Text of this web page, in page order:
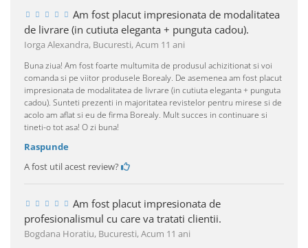
Am fost placut impresionata de modalitatea
de livrare (in cutiuta eleganta + punguta cadou).
Iorga Alexandra, Bucuresti,Acum 11 ani
Buna ziua! Am fost foarte multumita de produsul achizitionat si voi
comanda si pe viitor produsele Borealy. De asemenea am fost placut
impresionata de modalitatea de livrare (in cutiuta eleganta + punguta
cadou). Sunteti prezenti in majoritatea revistelor pentru mirese si de
acolo am aflat si eu de firma Borealy. Mult succes in continuare si
tineti-o tot asa! O zi buna!
Raspunde
A fost util acest review?
Am fost placut impresionata de
profesionalismul cu care va tratati clientii.
Bogdana Horatiu, Bucuresti,Acum 11 ani